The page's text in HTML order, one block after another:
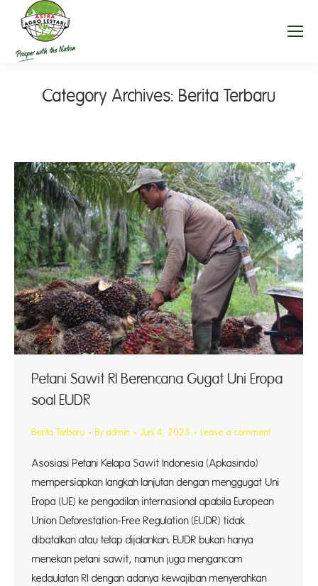
Category Archives: Berita Terbaru
Petani Sawit RI Berencana Gugat Uni Eropa
soal EUDR
Berita Terbaru By admin Juni 4, 2023 Leave a comment
Asosiasi Petani Kelapa Sawit Indonesia (Apkasindo)
mempersiapkan langkah lanjutan dengan menggugat Uni
Eropa (UE) ke pengadilan internasional apabila European
Union Deforestation-Free Regulation (EUDR) tidak
dibatalkan atau tetap dijalankan. EUDR bukan hanya
menekan petani sawit, namun juga mengancam
kedaulatan RI dengan adanya kewajiban menyerahkan